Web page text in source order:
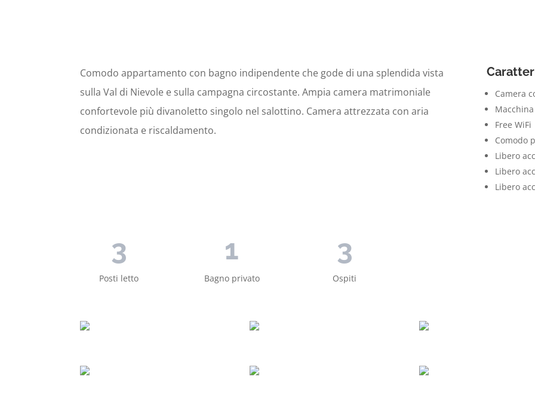
Comodo appartamento con bagno indipendente che gode di una splendida vista
sulla Val di Nievole e sulla campagna circostante. Ampia camera matrimoniale
confortevole più divanoletto singolo nel salottino. Camera attrezzata con aria
condizionata e riscaldamento.
Camera
Free WiFi
Comodo
Libero
Libero
Libero
3
Posti letto
1
Bagno privato
3
Ospiti